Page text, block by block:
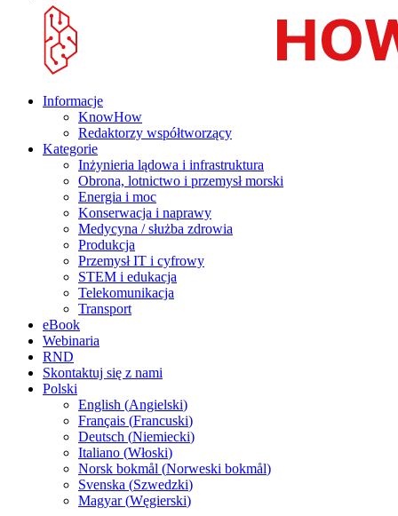
Informacje
KnowHow
Redaktorzy współtworzący
Kategorie
Inżynieria lądowa i infrastruktura
Obrona, lotnictwo i przemysł morski
Energia i moc
Konserwacja i naprawy
Medycyna / służba zdrowia
Produkcja
Przemysł IT i cyfrowy
STEM i edukacja
Telekomunikacja
Transport
eBook
Webinaria
RND
Skontaktuj się z nami
Polski
English (Angielski)
Français (Francuski)
Deutsch (Niemiecki)
Italiano (Włoski)
Norsk bokmål (Norweski bokmål)
Svenska (Szwedzki)
Magyar(Węgierski)